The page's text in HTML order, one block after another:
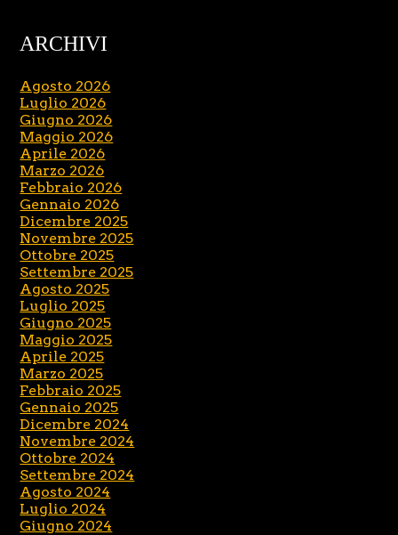
ARCHIVI
Agosto 2026
Luglio 2026
Giugno 2026
Maggio 2026
Aprile 2026
Marzo 2026
Febbraio 2026
Gennaio 2026
Dicembre 2025
Novembre 2025
Ottobre 2025
Settembre 2025
Agosto 2025
Luglio 2025
Giugno 2025
Maggio 2025
Aprile 2025
Marzo 2025
Febbraio 2025
Gennaio 2025
Dicembre 2024
Novembre 2024
Ottobre 2024
Settembre 2024
Agosto 2024
Luglio 2024
Giugno 2024